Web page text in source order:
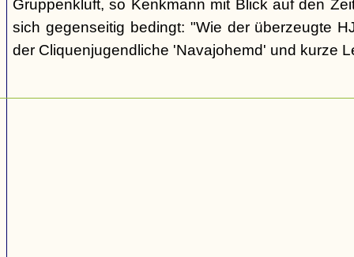
Gruppenkluft, so Kenkmann mit Blick auf den
sich gegenseitig bedingt: "Wie der überzeugte
der Cliquenjugendliche 'Navajohemd' und kurze